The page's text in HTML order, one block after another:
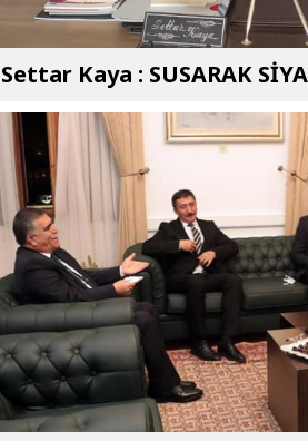
Settar Kaya : SUSARAK